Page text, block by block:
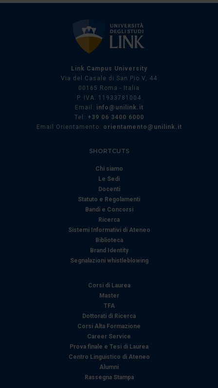
Link Campus University
Via del Casale di San Pio V, 44
00165 Roma - Italia
P. IVA: 11933781004
Email: info@unilink.it
Tel: +39 06 3400 6000
Email Orientamento: orientamento@unilink.it
SHORTCUTS
Chi siamo
Le Sedi
Docenti
Statuto e Regolamenti
Bandi e Concorsi
Ricerca
Sistemi Informativi di Ateneo
Biblioteca
Brand Identity
Segnalazioni whistleblowing
Corsi di Laurea
Master
TFA
Dottorati di Ricerca
Corsi Alta Formazione
Career Service
Prova finale e Tesi di Laurea
Centro Linguistico di Ateneo
Alumni
Rassegna Stampa